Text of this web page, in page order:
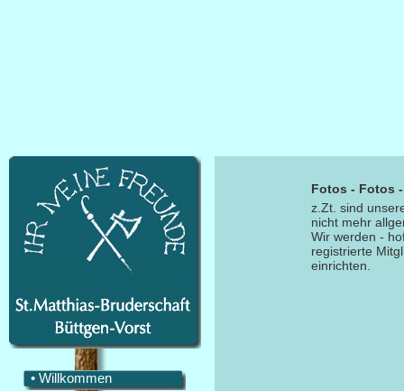
• Willkommen
Fotos - Fotos
z.Zt. sind
nicht mehr
Wir werden -
registrierte
einrichten.